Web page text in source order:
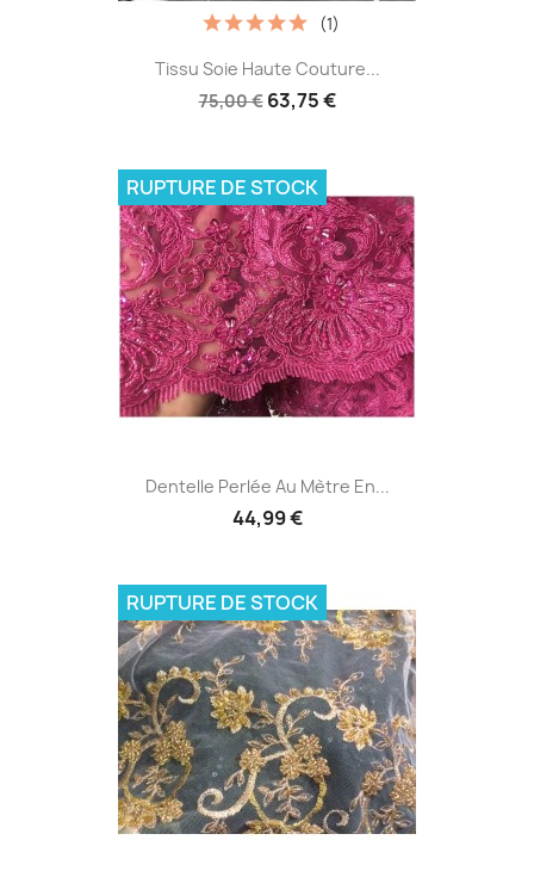
Tissu Soie Haute Couture...
75,00 € 63,75 €
(1)
Dentelle Perlée Au Mètre En...
44,99 €
RUPTURE DE STOCK
RUPTURE DE STOCK